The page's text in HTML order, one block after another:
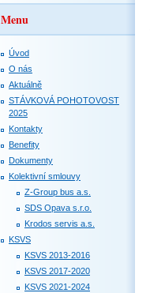
Menu
Úvod
O nás
Aktuálně
STÁVKOVÁ POHOTOVOST
2025
Kontakty
Benefity
Dokumenty
Kolektivní smlouvy
Z-Group bus a.s.
SDS Opava s.r.o.
Krodos servis a.s.
KSVS
KSVS 2013-2016
KSVS 2017-2020
KSVS 2021-2024